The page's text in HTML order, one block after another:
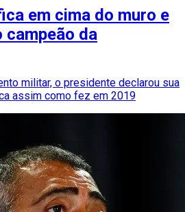
em cima do muro e
campeão da
militar, o presidente declarou sua
assim como fez em 2019